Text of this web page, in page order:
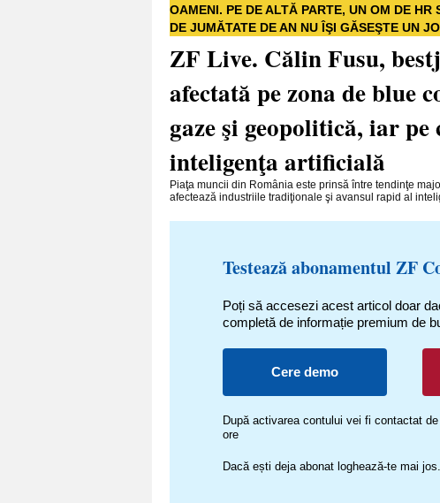
OAMENI. PE DE ALTĂ PARTE, UN OM DE
DE JUMĂTATE DE AN NU ÎŞI GĂSEŞTE UN
ZF Live. Călin Fusu,
afectată pe zona de blue
gaze şi geopolitică, iar
inteligenţa artificială
Piaţa muncii din România este prinsă între tendinţe
afectează industriile tradiţionale şi avansul rapid al
Testează abonamentul ZF
Poți să accesezi acest articol doar
completă de informație premium de
Cere demo
După activarea contului vei fi contactat
ore
Dacă ești deja abonat loghează-te mai jos.